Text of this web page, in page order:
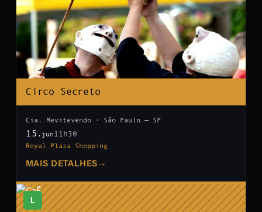
Circo Secreto
Cia. Mevitevendo · São Paulo — SP
15 .jun 11h30
Royal Plaza Shopping
MAIS DETALHES →
L